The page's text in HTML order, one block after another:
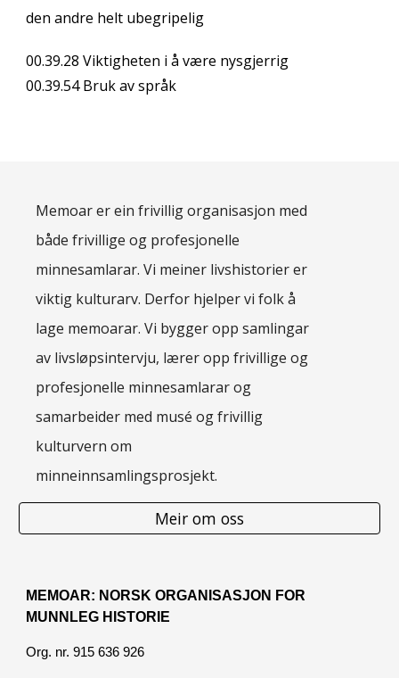
den andre helt ubegripelig
00.39.28 Viktigheten i å være nysgjerrig
00.39.54 Bruk av språk
Memoar er ein frivillig organisasjon med
både frivillige og profesjonelle
minnesamlarar. Vi meiner livshistorier er
viktig kulturarv. Derfor hjelper vi folk å
lage memoarar. Vi bygger opp samlingar
av livsløpsintervju, lærer opp frivillige og
profesjonelle minnesamlarar og
samarbeider med musé og frivillig
kulturvern om
minneinnsamlingsprosjekt.
Meir om oss
MEMOAR: NORSK ORGANISASJON FOR
MUNNLEG HISTORIE
Org. nr. 915 636 926